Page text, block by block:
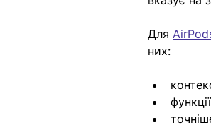
Для
них: